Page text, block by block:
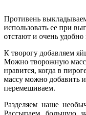
Противень
использовать ее при
отстают и очень
К творогу добавляем
Можно творожную
нравится, когда в
массу можно добавить
перемешиваем.
Разделяем наше
Рассыпаем большую